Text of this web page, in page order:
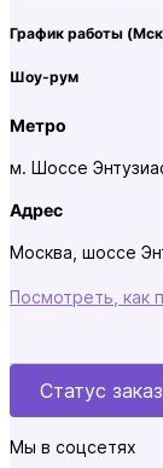
График работы
Шоу-рум
Метро
м. Шоссе
Адрес
Москва, шоссе
Посмотреть, как
Статус
Мы в соцсетях